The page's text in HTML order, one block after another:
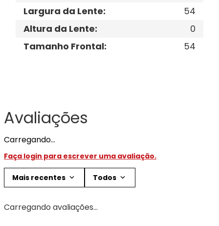
Largura da Lente:
54
Altura da Lente:
0
Tamanho Frontal: 54
Avaliações
Carregando…
Faça login para escrever uma avaliação.
Mais recentes Todos
Carregando avaliações…